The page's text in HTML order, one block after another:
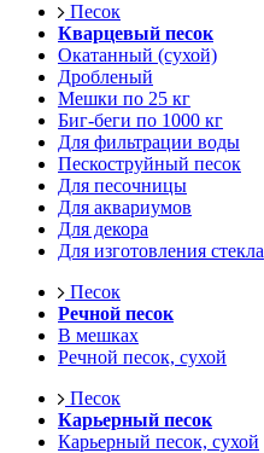
Песок
Кварцевый песок
Окатанный (сухой)
Дробленый
Мешки по 25 кг
Биг-беги по 1000 кг
Для фильтрации воды
Пескоструйный песок
Для песочницы
Для аквариумов
Для декора
Для изготовления стекла
Песок
Речной песок
В мешках
Речной песок, сухой
Песок
Карьерный песок
Карьерный песок, сухой